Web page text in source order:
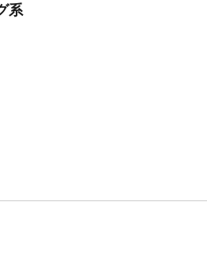
系